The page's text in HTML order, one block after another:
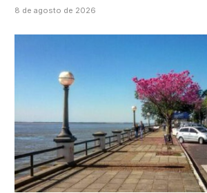
8 de agosto de 2026